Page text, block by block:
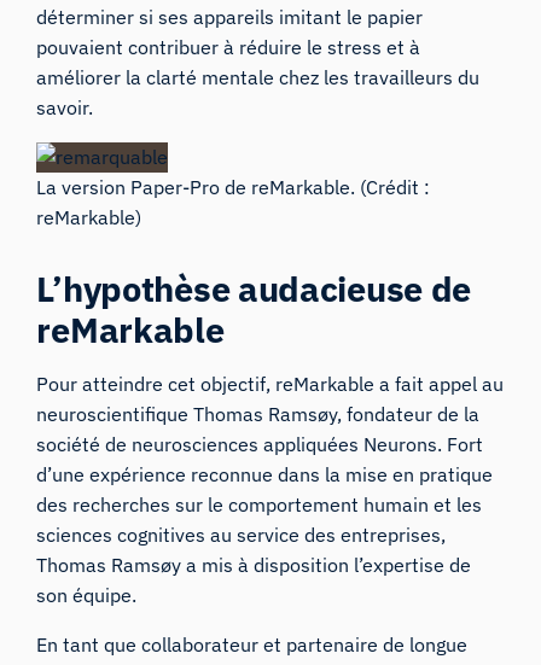
déterminer si ses appareils imitant le papier
pouvaient contribuer à réduire le stress et à
améliorer la clarté mentale chez les travailleurs du
savoir.
La version Paper-Pro de reMarkable. (Crédit :
reMarkable)
L’hypothèse audacieuse de
reMarkable
Pour atteindre cet objectif, reMarkable a fait appel au
neuroscientifique Thomas Ramsøy, fondateur de la
société de neurosciences appliquées Neurons. Fort
d’une expérience reconnue dans la mise en pratique
des recherches sur le comportement humain et les
sciences cognitives au service des entreprises,
Thomas Ramsøy a mis à disposition l’expertise de
son équipe.
En tant que collaborateur et partenaire de longue